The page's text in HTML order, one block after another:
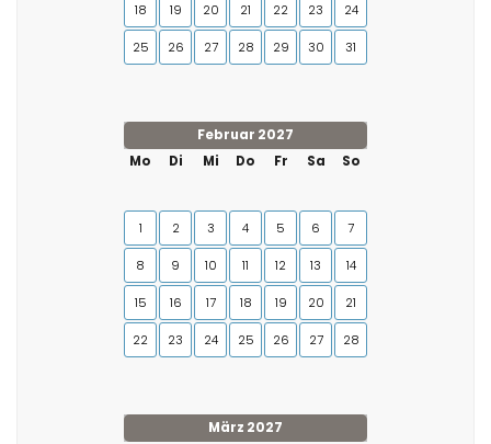
18 19 20 21 22 23 24
25 26 27 28 29 30 31
Februar 2027
Mo
Di Mi Do Fr Sa So
1 2 3 4 5 6 7
8 9 10 11 12 13 14
15 16 17 18 19 20 21
22 23 24 25 26 27 28
März 2027